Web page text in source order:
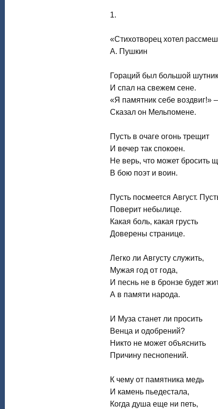
1.
«Стихотворец хотел
А. Пушкин
Гораций был большой шутник
И спал на свежем сене.
«Я памятник себе воздвиг!» –
Сказал он Мельпомене.
Пусть в очаге огонь трещит
И вечер так спокоен.
Не верь, что может бросить
В бою поэт и воин.
Пусть посмеется Август.
Поверит небылице.
Какая боль, какая грусть
Доверены странице.
Легко ли Августу служить,
Мужая год от года,
И песнь не в бронзе будет
А в памяти народа.
И Муза станет ли просить
Венца и одобрений?
Никто не может объяснить
Причину песнопений.
К чему от памятника медь
И камень пьедестала,
Когда душа еще ни петь,